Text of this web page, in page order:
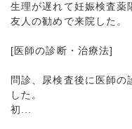
生理が遅れて妊娠検査薬
友人の勧めで来院した。
[医師の診断・治療法]
問診、尿検査後に医師の
した。
初...